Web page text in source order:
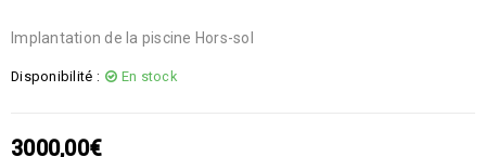
Implantation de la piscine Hors-sol
Disponibilité : En stock
3000,00€